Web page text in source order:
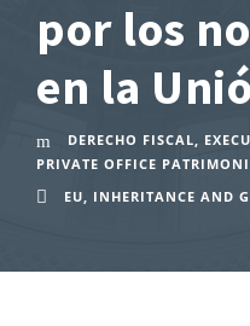
por los
en la
DERECHO FISCAL,
PRIVATE OFFICE
EU
INHERITANCE AND